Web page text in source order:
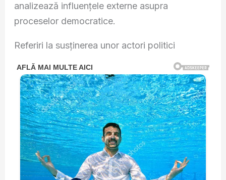
analizează influențele externe asupra
proceselor democratice.
Referiri la susținerea unor actori politici